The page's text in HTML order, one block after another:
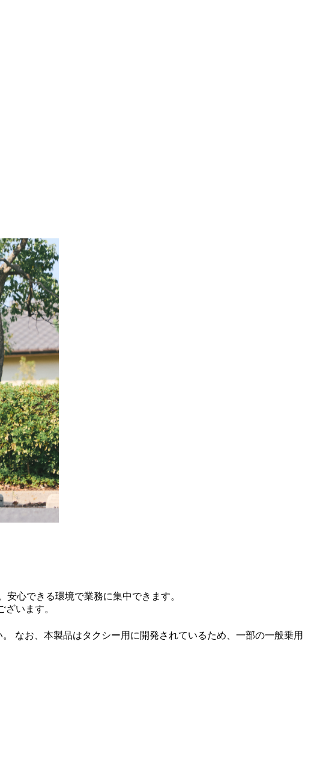
心できる環境で業務に集中できます。
います。
なお、本製品はタクシー用に開発されているため、一部の一般乗用